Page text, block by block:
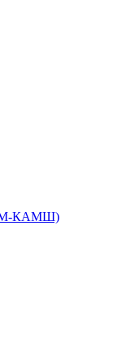
КАМШ)